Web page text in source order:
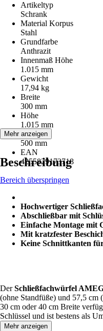
Artikeltyp
Schrank
Material Korpus
Stahl
Grundfarbe
Anthrazit
Innenmaß Höhe
1.015 mm
Gewicht
17,94 kg
Breite
300 mm
Höhe
1.015 mm
Tiefe
500 mm
EAN
4255829173718
Mehr anzeigen
Beschreibung
Bereich überspringen
Hochwertiger
Abschließbar mit
Einfache Montage mit
Mit kratzfester
Keine Schnittkanten
DerSchließfachwürfel
(ohne Standfüße) und 57,5 cm
30 cm oder 40 cm Breite
Schlüssel und ist bestens als
Mehr anzeigen